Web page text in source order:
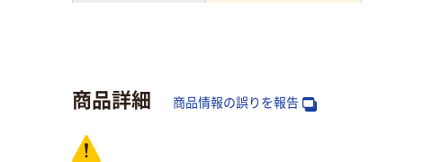
スコア
商品詳細 商品情報の誤りを報告